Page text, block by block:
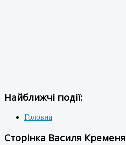
Найближчі події:
Головна
Сторінка Василя Кременя